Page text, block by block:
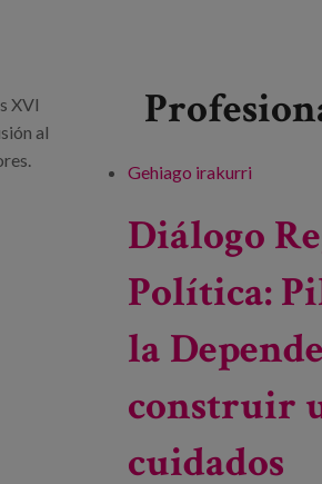
XVI
al
Gehiago irakurri
Diálogo
Política:
la
construir
cuidados